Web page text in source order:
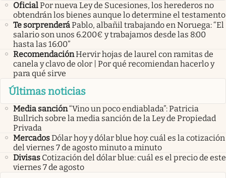
OficialPor nueva Ley de Sucesiones, los herederos no
obtendrán los bienes aunque lo determine el testamento
Te sorprenderáPablo, albañil trabajando en Noruega: “El
salario son unos 6.200€ y trabajamos desde las 8:00
hasta las 16:00”
RecomendaciónHervir hojas de laurel con ramitas de
canela y clavo de olor | Por qué recomiendan hacerlo y
para qué sirve
Últimas noticias
Media sanción“Vino un poco endiablada”: Patricia
Bullrich sobre la media sanción de la Ley de Propiedad
Privada
MercadosDólar hoy y dólar blue hoy: cuál es la cotización
del viernes 7 de agosto minuto a minuto
Divisas Cotización del dólar blue: cuál es el precio de este
viernes 7 de agosto